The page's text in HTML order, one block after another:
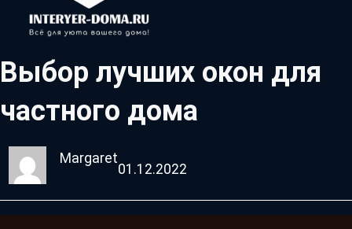
Выбор лучших окон для
частного дома
Margaret
01.12.2022